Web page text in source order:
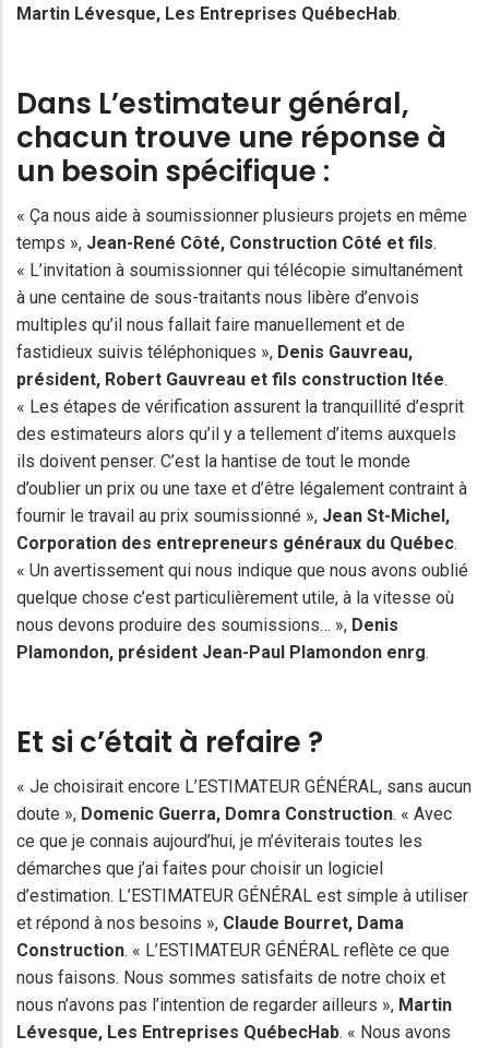
Martin Lévesque, Les Entreprises QuébecHab.
Dans L’estimateur général,
chacun trouve une réponse à
un besoin spécifique :
« Ça nous aide à soumissionner plusieurs projets en même
temps », Jean-René Côté, Construction Côté et fils.
« L’invitation à soumissionner qui télécopie simultanément
à une centaine de sous-traitants nous libère d’envois
multiples qu’il nous fallait faire manuellement et de
fastidieux suivis téléphoniques », Denis Gauvreau,
président, Robert Gauvreau et fils construction ltée.
« Les étapes de vérification assurent la tranquillité d’esprit
des estimateurs alors qu’il y a tellement d’items auxquels
ils doivent penser. C’est la hantise de tout le monde
d’oublier un prix ou une taxe et d’être légalement contraint à
fournir le travail au prix soumissionné », Jean St-Michel,
Corporation des entrepreneurs généraux du Québec.
« Un avertissement qui nous indique que nous avons oublié
quelque chose c’est particulièrement utile, à la vitesse où
nous devons produire des soumissions… », Denis
Plamondon, président Jean-Paul Plamondon enrg.
Et si c’était à refaire ?
« Je choisirait encore L’ESTIMATEUR GÉNÉRAL, sans aucun
doute », Domenic Guerra, Domra Construction. « Avec
ce que je connais aujourd’hui, je m’éviterais toutes les
démarches que j’ai faites pour choisir un logiciel
d’estimation. L’ESTIMATEUR GÉNÉRAL est simple à utiliser
et répond à nos besoins », Claude Bourret, Dama
Construction. « L’ESTIMATEUR GÉNÉRAL reflète ce que
nous faisons. Nous sommes satisfaits de notre choix et
nous n’avons pas l’intention de regarder ailleurs », Martin
Lévesque, Les Entreprises QuébecHab. « Nous avons